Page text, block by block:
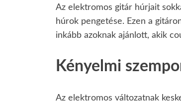
Az elektromos gitár húrjait
húrok pengetése. Ezen a
inkább azoknak ajánlott, akik
Kényelmi
Az elektromos változatnak